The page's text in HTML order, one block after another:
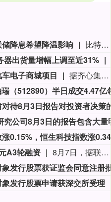
降息希望降温影响
比特币在亚洲交易时段下跌。Novaque Research的分析师表示，对美联储降息的预期降温以及对美国通胀的持续担忧，继续拖累对加密资产的需求。与此同时，随着更多杠杆交易员押注长期收益，同时新增比特币供应进入市场，比特币可能面临更多抛售压力。Novaque补充说，如果价格未能上涨，这些交易员可能被迫去杠杆化，这可能会引发另一波抛售。比特币下跌0.2%，报64,253.50美元。
出货量增幅上调至近31%
电子商城项目
据齐心集团消息，近日，齐心集团中选长安汽车电子商城项目。公司将依托一站式政企数字化采购服务平台，提供成熟完善的采购全流程配套服务，助力头部整车制造企业采购管理数智化升级。
A3轮融资
8月7日，据联想创投消息，中国异种移植领域的企业成都中科奥格生物科技有限公司于2026年8月宣布完成超2亿元A3轮融资。本轮融资由中科创星领投，联想创投、牧原集团、威高血净、华立集团、华方资本、成都科创投跟投，老股东贝达基金、光合创投持续加注。凯乘资本担任独家财务顾问。本轮资金将主要用于异种移植产品的临床试验申报与推进、DPF级医用供体猪产能扩建、产业基地建设及新一代多基因编辑供体猪开发。
发行股票申请获深交所受理